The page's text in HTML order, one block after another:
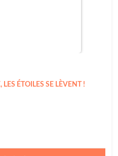
LES ÉTOILES SE LÈVENT !